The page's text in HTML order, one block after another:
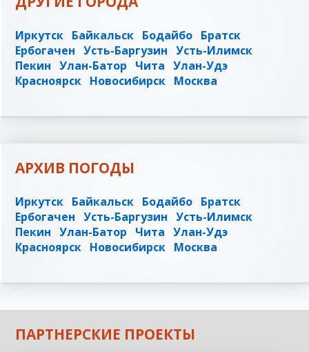
Иркутск Байкальск Бодайбо Братск
Ербогачен Усть-Баргузин Усть-Илимск
Пекин Улан-Батор Чита Улан-Удэ
Красноярск Новосибирск Москва
АРХИВ ПОГОДЫ
Иркутск Байкальск Бодайбо Братск
Ербогачен Усть-Баргузин Усть-Илимск
Пекин Улан-Батор Чита Улан-Удэ
Красноярск Новосибирск Москва
ПАРТНЕРСКИЕ ПРОЕКТЫ